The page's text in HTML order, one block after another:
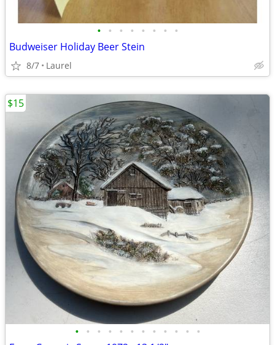
• • • • • • • •
Budweiser Holiday Beer Stein
8/7 Laurel
• • • • • • • • • • • •
$15